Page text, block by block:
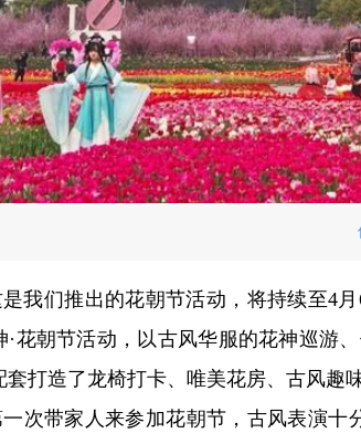
是我们推出的花朝节活动，将持续至4
·花朝节活动，以古风华服的花神巡游
套打造了龙椅打卡、唯美花房、古风趣
一次带家人来参加花朝节，古风表演十